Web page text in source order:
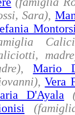
Sara),
,Mario
,Vera
D'Ayala